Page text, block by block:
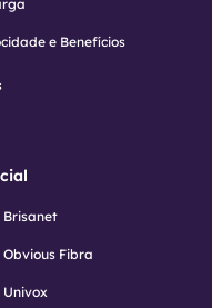
e Benefícios
Brisanet
Fibra